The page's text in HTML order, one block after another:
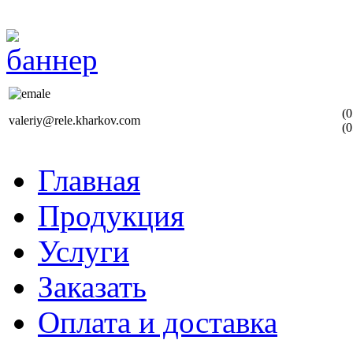
valeriy@rele.kharkov.com
Главная
Продукция
Услуги
Заказать
Оплата и доставка